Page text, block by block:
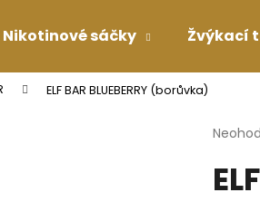
Nikotinové sáčky Žvýkací
ELF BAR BLUEBERRY (borůvka)
je
Co potřebujete najít?